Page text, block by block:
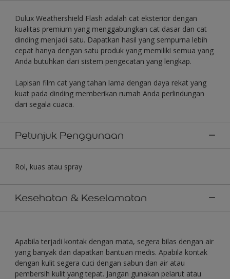
Dulux Weathershield Flash adalah cat eksterior dengan
kualitas premium yang menggabungkan cat dasar dan cat
dinding menjadi satu. Dapatkan hasil yang sempurna lebih
cepat hanya dengan satu produk yang memiliki semua yang
Anda butuhkan dari sistem pengecatan yang lengkap.
Lapisan film cat yang tahan lama dengan daya rekat yang
kuat pada dinding memberikan rumah Anda perlindungan
dari segala cuaca.
Petunjuk Penggunaan
Rol, kuas atau spray
Kesehatan & Keselamatan
Apabila terjadi kontak dengan mata, segera bilas dengan air
yang banyak dan dapatkan bantuan medis. Apabila kontak
dengan kulit segera cuci dengan sabun dan air atau
pembersih kulit yang tepat. Jangan gunakan pelarut atau